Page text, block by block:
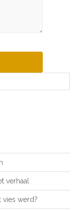
verhaal
vies werd?